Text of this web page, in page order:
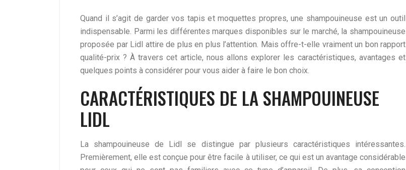
Quand il s’agit de garder vos tapis et moquettes propres, une shampouineuse est un outil
indispensable. Parmi les différentes marques disponibles sur le marché, la shampouineuse
proposée par Lidl attire de plus en plus l’attention. Mais offre-t-elle vraiment un bon rapport
qualité-prix ? À travers cet article, nous allons explorer les caractéristiques, avantages et
quelques points à considérer pour vous aider à faire le bon choix.
CARACTÉRISTIQUES DE LA SHAMPOUINEUSE
LIDL
La shampouineuse de Lidl se distingue par plusieurs caractéristiques intéressantes.
Premièrement, elle est conçue pour être facile à utiliser, ce qui est un avantage considérable